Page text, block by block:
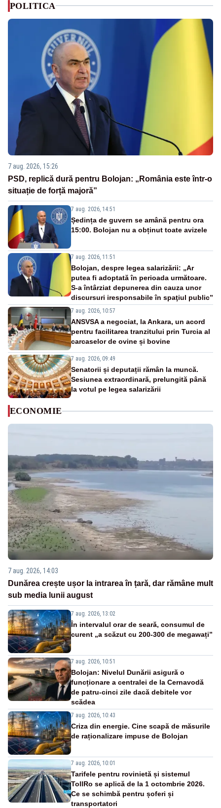
POLITICA
7 aug. 2026, 15:26
PSD, replică dură pentru Bolojan: „România este într-o
situație de forță majoră”
7 aug. 2026, 14:51
Ședința de guvern se amână pentru ora
15:00. Bolojan nu a obținut toate avizele
7 aug. 2026, 11:51
Bolojan, despre legea salarizării: „Ar
putea fi adoptată în perioada următoare.
S-a întârziat depunerea din cauza unor
discursuri iresponsabile în spaţiul public”
7 aug. 2026, 10:57
ANSVSA a negociat, la Ankara, un acord
pentru facilitarea tranzitului prin Turcia al
carcaselor de ovine și bovine
7 aug. 2026, 09:49
Senatorii și deputații rămân la muncă.
Sesiunea extraordinară, prelungită până
la votul pe legea salarizării
ECONOMIE
7 aug. 2026, 14:03
Dunărea crește ușor la intrarea în țară, dar rămâne mult
sub media lunii august
7 aug. 2026, 13:02
În intervalul orar de seară, consumul de
curent „a scăzut cu 200-300 de megawați”
7 aug. 2026, 10:51
Bolojan: Nivelul Dunării asigură o
funcționare a centralei de la Cernavodă
de patru-cinci zile dacă debitele vor
scădea
7 aug. 2026, 10:43
Criza din energie. Cine scapă de măsurile
de raționalizare impuse de Bolojan
7 aug. 2026, 10:01
Tarifele pentru rovinietă și sistemul
TollRo se aplică de la 1 octombrie 2026.
Ce se schimbă pentru șoferi și
transportatori